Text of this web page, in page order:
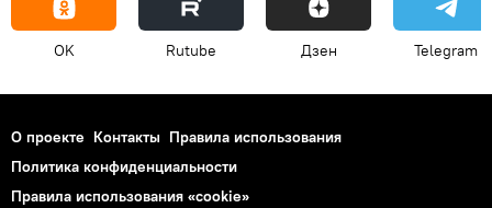
OK Rutube Дзен Telegram
О проекте Контакты Правила использования
Политика конфиденциальности
Правила использования «cookie»